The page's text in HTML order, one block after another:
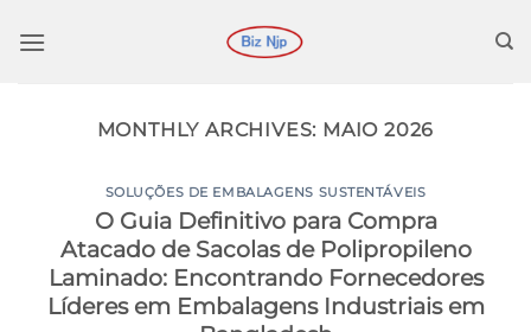
para
MONTHLY ARCHIVES: MAIO 2026
SOLUÇÕES DE EMBALAGENS SUSTENTÁVEIS
O Guia Definitivo para Compra
Atacado de Sacolas de Polipropileno
Laminado: Encontrando Fornecedores
Líderes em Embalagens Industriais em